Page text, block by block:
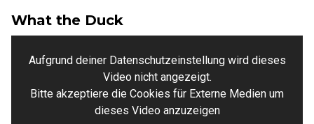
What the Duck
Aufgrund deiner Datenschutzeinstellung wird dieses
Video nicht angezeigt.
Bitte akzeptiere die Cookies für Externe Medien um
dieses Video anzuzeigen